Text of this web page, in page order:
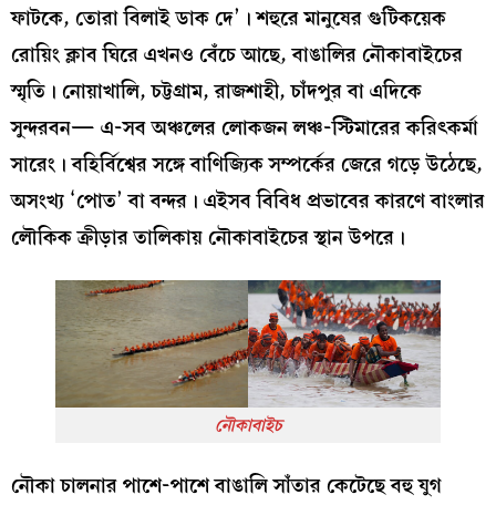
ফাটকে, তোরা বিলাই ডাক দে’। শহুরে মানুষের গুটিকয়েক
রোয়িং ক্লাব ঘিরে এখনও বেঁচে আছে, বাঙালির নৌকাবাইচের
স্মৃতি। নোয়াখালি, চট্টগ্রাম, রাজশাহী, চাঁদপুর বা এদিকে
সুন্দরবন— এ-সব অঞ্চলের লোকজন লঞ্চ-স্টিমারের করিৎকর্মা
সারেং। বহির্বিশ্বের সঙ্গে বাণিজ্যিক সম্পর্কের জেরে গড়ে উঠেছে,
অসংখ্য ‘পোত’ বা বন্দর। এইসব বিবিধ প্রভাবের কারণে বাংলার
লৌকিক ক্রীড়ার তালিকায় নৌকাবাইচের স্থান উপরে।
নৌকাবাইচ
নৌকা চালনার পাশে-পাশে বাঙালি সাঁতার কেটেছে বহু যুগ